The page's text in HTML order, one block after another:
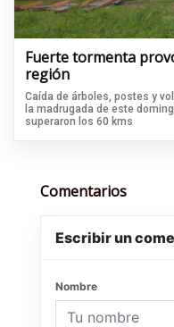
Fuerte tormenta
región
Caída de árboles, postes y
la madrugada de este
superaron los 60 kms
Comentarios
Escribir un
Nombre